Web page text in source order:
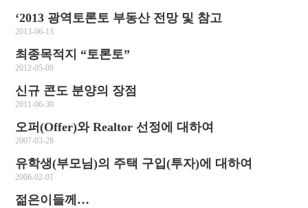
‘2013 광역토론토 부동산 전망 및 참고
2013-06-13
최종목적지 “토론토”
2012-05-09
신규 콘도 분양의 장점
2011-06-30
오퍼(Offer)와 Realtor 선정에 대하여
2007-03-28
유학생(부모님)의 주택 구입(투자)에 대하여
2006-02-01
젊은이들께…